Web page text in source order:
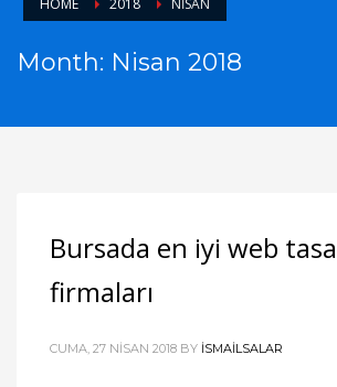
Month: Nisan 2018
Bursada en iyi web
firmaları
CUMA, 27 NISAN 2018 BY ISMAILSALAR